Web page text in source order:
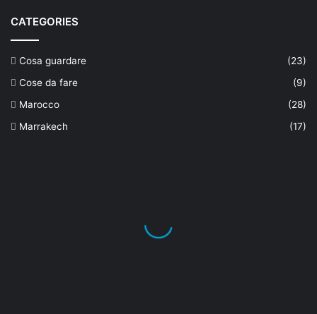
CATEGORIES
Cosa guardare
(23)
Cose da fare
(9)
Marocco
(28)
Marrakech
(17)